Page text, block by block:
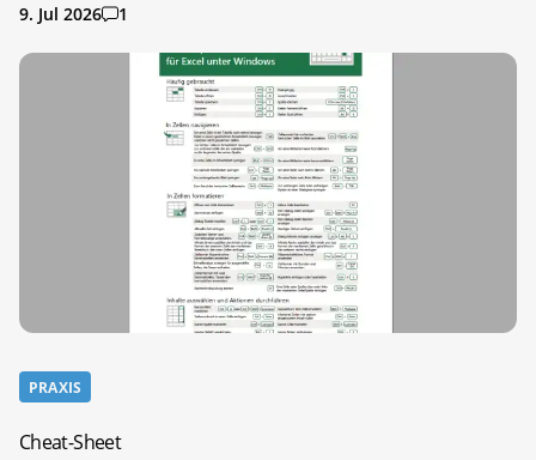
9. Jul 2026 1
PRAXIS
Cheat-Sheet